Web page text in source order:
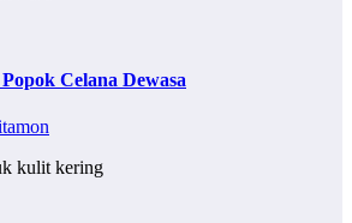
Celana Dewasa